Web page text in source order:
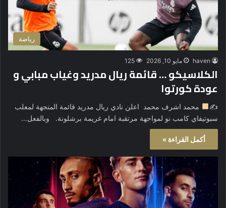
رياضة
haven مايو 10, 2026 125
الكلاسيكو … قائمة ريال مدريد وغياب مبابي و
عودة كورتوا
✍
محمد اشرف محمد اعلن نادي ريال مدريد قائمة المتجهة لمعلب
سبوتيفاي كامب نو لمواجهة مرتقبة امام غريمة برشلونة. وبالفعل…
أكمل القراءة »